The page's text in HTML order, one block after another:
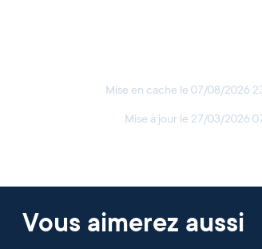
Mise en cache le 07/08/2026
Mise à jour le 27/03/2026
Vous aimerez aussi